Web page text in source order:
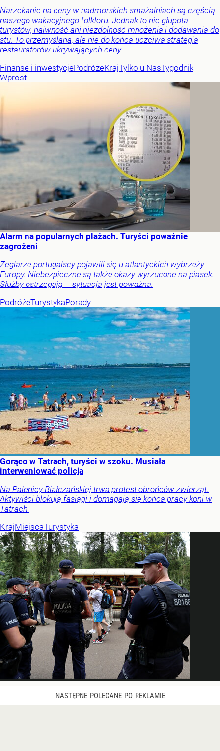
Narzekanie na ceny w nadmorskich smażalniach są częścią
naszego wakacyjnego folkloru. Jednak to nie głupota
turystów, naiwność ani niezdolność mnożenia i dodawania do
stu. To przemyślana, ale nie do końca uczciwa strategia
restauratorów ukrywających ceny.
Finanse i inwestycjePodróżeKrajTylko u NasTygodnik
Wprost
Alarm na popularnych plażach. Turyści poważnie
zagrożeni
Żeglarze portugalscy pojawili się u atlantyckich wybrzeży
Europy. Niebezpieczne są także okazy wyrzucone na piasek.
Służby ostrzegają – sytuacja jest poważna.
PodróżeTurystykaPorady
Gorąco w Tatrach, turyści w szoku. Musiała
interweniować policja
Na Palenicy Białczańskiej trwa protest obrońców zwierząt.
Aktywiści blokują fasiągi i domagają się końca pracy koni w
Tatrach.
KrajMiejscaTurystyka